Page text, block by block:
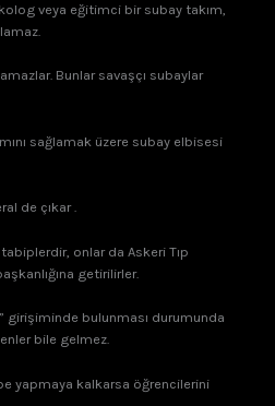
veya eğitimci bir subay takım,
Bunlar savaşçı subaylar
sağlamak üzere subay elbisesi
de çıkar .
onlar da Askeri Tıp
getirilirler.
girişiminde bulunması durumunda
bile gelmez.
yapmaya kalkarsa öğrencilerini